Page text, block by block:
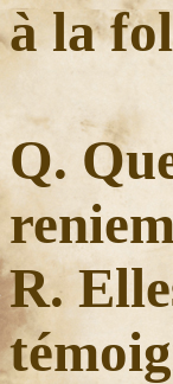
à la
Q.
R.